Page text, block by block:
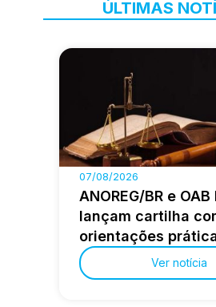
ÚLTIMAS
07/08/2026
ANOREG/BR e
lançam cartilha
orientações
advocaciaVer notícia